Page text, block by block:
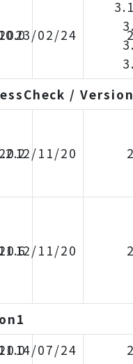
2023/02/24
/
11/20
2012/11/20
2014/07/24